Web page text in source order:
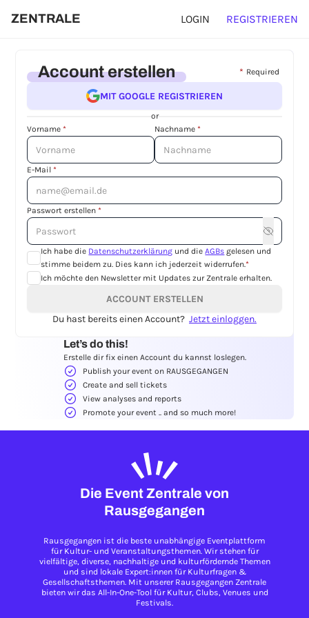
ZENTRALE LOGIN REGISTRIEREN
Let’s do this!
Erstelle dir fix einen Account du kannst loslegen.
Publish your event on RAUSGEGANGEN
Create and sell tickets
View analyses and reports
Promote your event .. and so much more!
Account erstellen * Required
MIT GOOGLE REGISTRIEREN
or
Vorname * Nachname *
E-Mail *
Passwort erstellen *
Ich habe die Datenschutzerklärung und dieAGBs gelesen und
stimme beidem zu. Dies kann ich jederzeit widerrufen.*
Ich möchte den Newsletter mit Updates zur Zentrale erhalten.
ACCOUNT ERSTELLEN
Du hast bereits einen Account? Jetzt einloggen.
Die Event Zentrale von
Rausgegangen
Rausgegangen ist die beste unabhängige Eventplattform
für Kultur- und Veranstaltungsthemen. Wir stehen für
vielfältige, diverse, nachhaltige und kulturfördernde Themen
und sind lokale Expert:innen für Kulturfragen &
Gesellschaftsthemen. Mit unserer Rausgegangen Zentrale
bieten wir das All-In-One-Tool für Kultur, Clubs, Venues und
Festivals.